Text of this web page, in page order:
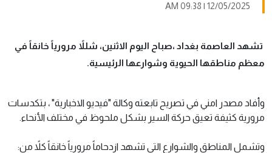
12/05/2025 | 09:38 AM
تشهد العاصمة بغداد ،صباح اليوم الاثنين، شللاً مرورياً خانقاً في
معظم مناطقها الحيوية وشوارعها الرئيسية.
وأفاد مصدر امني في تصريح تابعته وكالة "فيديو الاخبارية" ، بتكدسات
مرورية كثيفة تعيق حركة السير بشكل ملحوظ في مختلف الأنحاء.
وتشمل المناطق والشوارع التي تشهد ازدحاماً مرورياً خانقاً كلاً من: